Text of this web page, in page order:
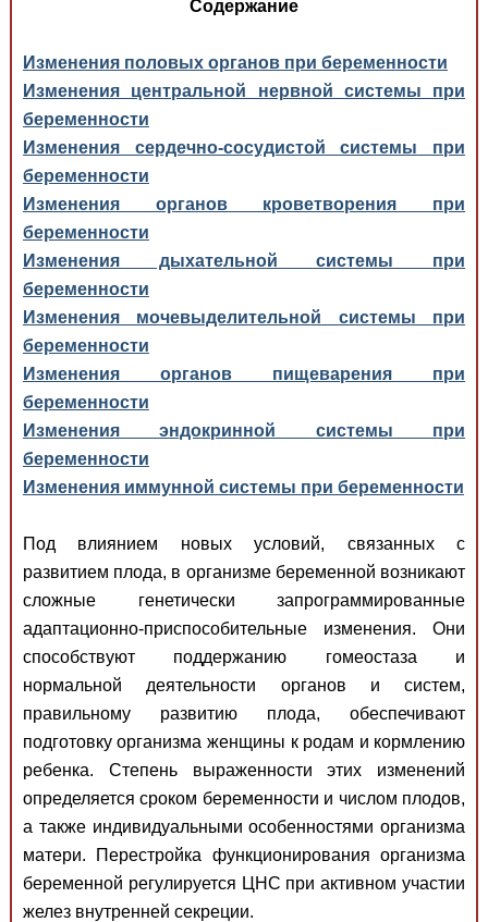
Содержание
Изменения половых органов при беременности
Изменения центральной нервной системы при
беременности
Изменения сердечно-сосудистой системы при
беременности
Изменения органов кроветворения при
беременности
Изменения дыхательной системы при
беременности
Изменения мочевыделительной системы при
беременности
Изменения органов пищеварения при
беременности
Изменения эндокринной системы при
беременности
Изменения иммунной системы при беременности
Под влиянием новых условий, связанных с
развитием плода, в организме беременной возникают
сложные генетически запрограммированные
адаптационно-приспособительные изменения. Они
способствуют поддержанию гомеостаза и
нормальной деятельности органов и систем,
правильному развитию плода, обеспечивают
подготовку организма женщины к родам и кормлению
ребенка. Степень выраженности этих изменений
определяется сроком беременности и числом плодов,
а также индивидуальными особенностями организма
матери. Перестройка функционирования организма
беременной регулируется ЦНС при активном участии
желез внутренней секреции.